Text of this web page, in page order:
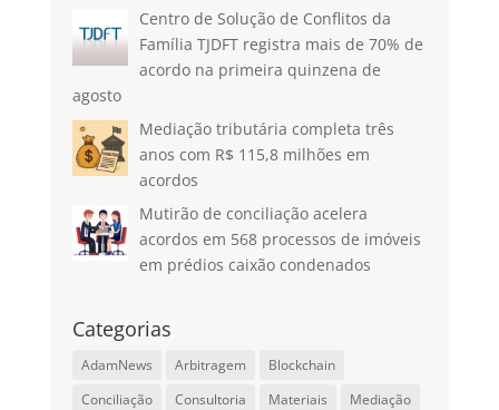
Centro de Solução de Conflitos da
Família TJDFT registra mais de 70% de
acordo na primeira quinzena de
agosto
Mediação tributária completa três
anos com R$ 115,8 milhões em
acordos
Mutirão de conciliação acelera
acordos em 568 processos de imóveis
em prédios caixão condenados
Categorias
AdamNews Arbitragem
Blockchain
Conciliação
Consultoria Materiais
Mediação